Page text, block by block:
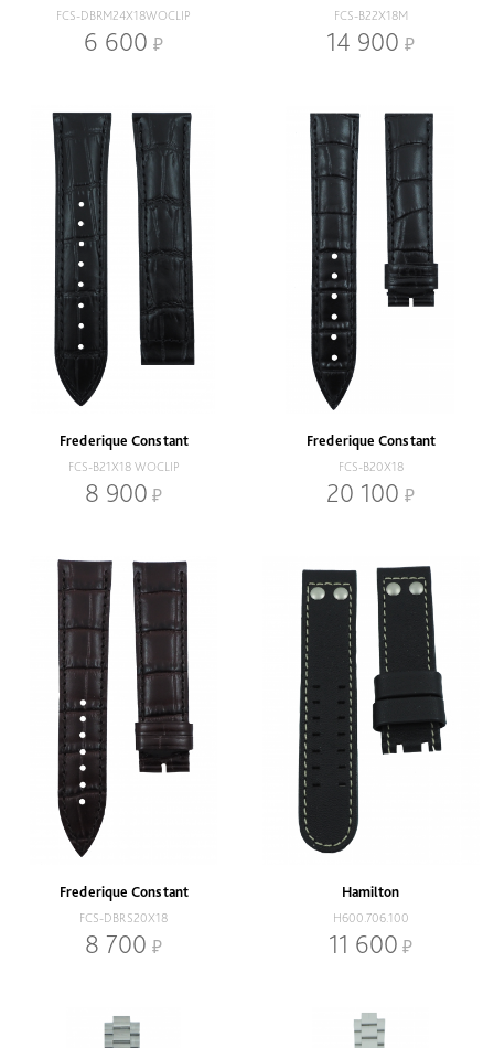
FCS-DBRM24X18WOCLIP
6 600
FCS-B22X18M
14 900
Frederique Constant
FCS-B21X18 WOCLIP
8 900
Frederique Constant
FCS-B20X18
20 100
Frederique Constant
FCS-DBRS20X18
8 700
Hamilton
H600.706.100
11 600